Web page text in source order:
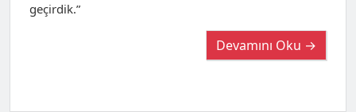
geçirdik.”
Devamını Oku →